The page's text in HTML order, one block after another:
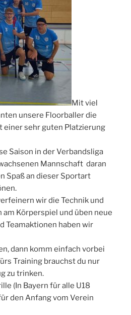
Mit viel
unsere Floorballer die
einer sehr guten Platzierung
Saison in der Verbandsliga
Mannschaft daran
Spaß an dieser Sportart
wir die Technik und
am Körperspiel und üben neue
Teamaktionen haben wir
dann komm einfach vorbei
Training brauchst du nur
zu trinken.
(In Bayern für alle U18
den Anfang vom Verein